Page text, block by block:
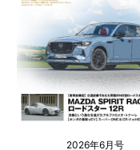
2026年6月号